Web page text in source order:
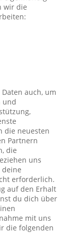
wir die
auch, um
und
die neuesten
Partnern
die
uns
deine
erforderlich.
auf den Erhalt
du dich über
mit uns
die folgenden